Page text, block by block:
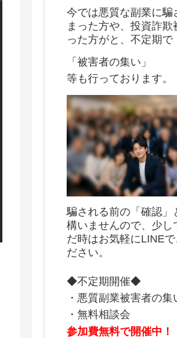
今では悪質な副業に騙
まった方や、投資詐欺
った方がと、不定期で
「被害者の集い」
等も行っております。
騙される前の「確認」
構いませんので、少し
だ時はお気軽にLINEで
ださい。
◆不定期開催◆
・悪質副業被害者の集
・無料相談会
参加費無料で開催中！